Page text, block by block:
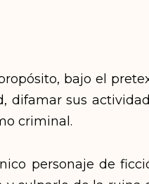
bajo el
difamar sus
criminal.
personaje de